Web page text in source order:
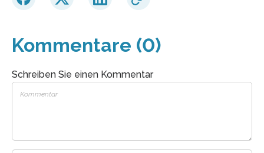
Kommentare (0)
Schreiben Sie einen Kommentar